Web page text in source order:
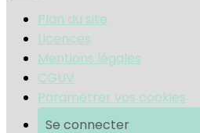
Plan du site
Licences
Mentions légales
CGUV
Paramétrer vos cookies
Se connecter